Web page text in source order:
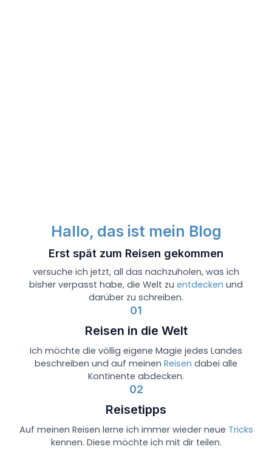
Hallo, das ist mein Blog
Erst spät zum Reisen gekommen
versuche ich jetzt, all das nachzuholen, was ich
bisher verpasst habe, die Welt zu entdecken und
darüber zu schreiben.
01
Reisen in die Welt
Ich möchte die völlig eigene Magie jedes Landes
beschreiben und auf meinen Reisen dabei alle
Kontinente abdecken.
02
Reisetipps
Auf meinen Reisen lerne ich immer wieder neue Tricks
kennen. Diese möchte ich mit dir teilen.